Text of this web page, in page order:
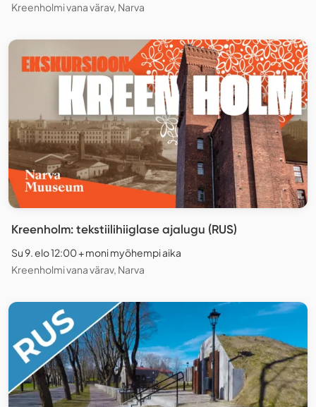
Kreenholmi vana värav, Narva
Kreenholm: tekstiilihiiglase ajalugu (RUS)
Su 9. elo 12:00 + moni myöhempi aika
Kreenholmi vana värav, Narva